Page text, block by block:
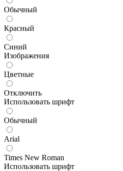
Обычный
Красный
Синий
Изображения
Цветные
Отключить
Использовать шрифт
Обычный
Arial
Times New Roman
Использовать шрифт